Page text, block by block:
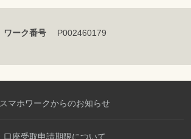
ワーク番号 P002460179
スマホワークからのお知らせ
口座受取申請期限について